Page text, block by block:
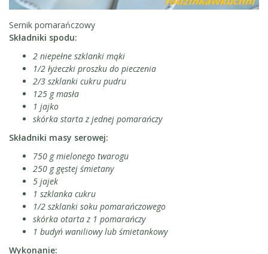
Sernik pomarańczowy
Składniki spodu:
2 niepełne szklanki mąki
1/2 łyżeczki proszku do pieczenia
2/3 szklanki cukru pudru
125 g masła
1 jajko
skórka starta z jednej pomarańczy
Składniki masy serowej:
750 g mielonego twarogu
250 g gęstej śmietany
5 jajek
1 szklanka cukru
1/2 szklanki soku pomarańczowego
skórka otarta z 1 pomarańczy
1 budyń waniliowy lub śmietankowy
Wykonanie: